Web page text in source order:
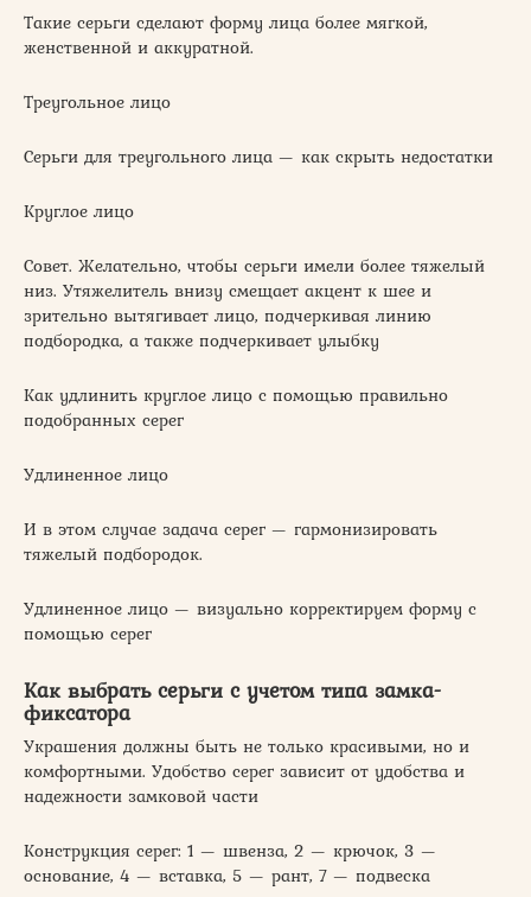
Такие серьги сделают форму лица более мягкой,
женственной и аккуратной.
Треугольное лицо
Серьги для треугольного лица — как скрыть недостатки
Круглое лицо
Совет. Желательно, чтобы серьги имели более тяжелый
низ. Утяжелитель внизу смещает акцент к шее и
зрительно вытягивает лицо, подчеркивая линию
подбородка, а также подчеркивает улыбку
Как удлинить круглое лицо с помощью правильно
подобранных серег
Удлиненное лицо
И в этом случае задача серег — гармонизировать
тяжелый подбородок.
Удлиненное лицо — визуально корректируем форму с
помощью серег
Как выбрать серьги с учетом типа замка-
фиксатора
Украшения должны быть не только красивыми, но и
комфортными. Удобство серег зависит от удобства и
надежности замковой части
Конструкция серег: 1 — швенза, 2 — крючок, 3 —
основание, 4 — вставка, 5 — рант, 7 — подвеска